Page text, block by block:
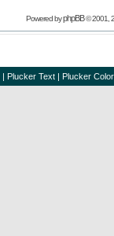
Powered byphpBB© 2001,
| Plucker Text | Plucker Color